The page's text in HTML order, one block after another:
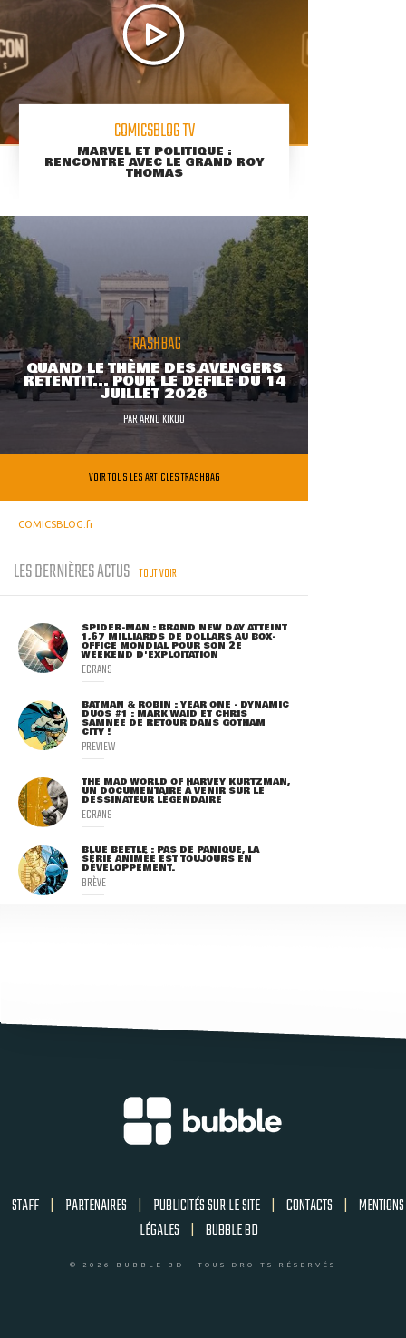
COMICSBLOG TV
MARVEL ET POLITIQUE :
RENCONTRE AVEC LE GRAND ROY
THOMAS
TRASHBAG
QUAND LE THÈME DES AVENGERS
RETENTIT... POUR LE DÉFILÉ DU 14
JUILLET 2026
PARARNO KIKOO
VOIR TOUS LES ARTICLES TRASHBAG
COMICSBLOG.fr
LES DERNIÈRES ACTUS TOUT VOIR
SPIDER-MAN : BRAND NEW DAY ATTEINT
1,67 MILLIARDS DE DOLLARS AU BOX-
OFFICE MONDIAL POUR SON 2E
WEEKEND D'EXPLOITATION
ECRANS
BATMAN & ROBIN : YEAR ONE - DYNAMIC
DUOS #1 : MARK WAID ET CHRIS
SAMNEE DE RETOUR DANS GOTHAM
CITY !
PREVIEW
THE MAD WORLD OF HARVEY KURTZMAN,
UN DOCUMENTAIRE À VENIR SUR LE
DESSINATEUR LÉGENDAIRE
ECRANS
BLUE BEETLE : PAS DE PANIQUE, LA
SÉRIE ANIMÉE EST TOUJOURS EN
DÉVELOPPEMENT.
BRÈVE
STAFF | PARTENAIRES | PUBLICITÉS SUR LE SITE | CONTACTS | MENTIONS
LÉGALES | BUBBLE BD
© 2026 BUBBLE BD - TOUS DROITS RÉSERVÉS